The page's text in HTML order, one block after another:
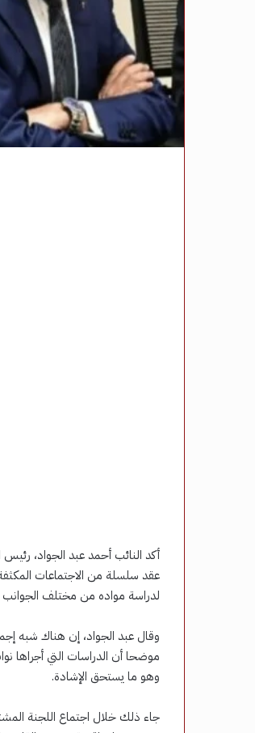
أكد النائب أحمد عبد الجواد،
عقد سلسلة من الاجتماعات
لدراسة مواده من مختلف الجوانب
وقال عبد الجواد، إن هناك شبه
موضحا أن الدراسات التي أجراها
وهو ما يستحق الإشادة.
جاء ذلك خلال اجتماع اللجنة